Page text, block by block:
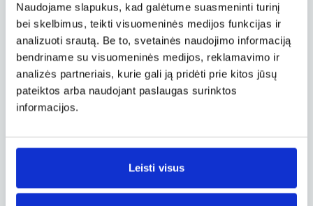
Naudojame slapukus, kad galėtume suasmeninti turinį
bei skelbimus, teikti visuomeninės medijos funkcijas ir
analizuoti srautą. Be to, svetainės naudojimo informaciją
bendriname su visuomeninės medijos, reklamavimo ir
analizės partneriais, kurie gali ją pridėti prie kitos jūsų
pateiktos arba naudojant paslaugas surinktos
informacijos.
Leisti visus
Sunkiausia gražiai nufotografuoti žmogų, kai
jis valgo, geria ar kalba. Išlauk akimirkos kai
veidas bus ramus, pasirodys šypsena, o
daiktai, pavyzdžiui puodukas, taurė ar stiklinė,
neužstos veido. Na, ir žinoma, fotografuok
žmogų iš priekio, ne iš nugaros.
Atkreipk dėmesį į kompoziciją ir nenustumk
panašūs eksperimentai bus sveikintini, tačiau
kol mokaisi, geriau pasikliauk taisyklėmis, ypač